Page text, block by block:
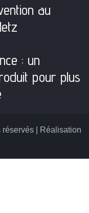
au
: un
pour plus
| Réalisation